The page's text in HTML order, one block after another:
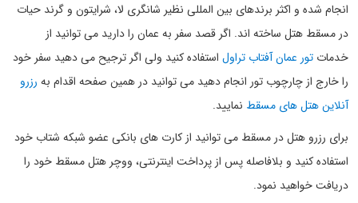
انجام شده و اکثر برندهای بین المللی نظیر شانگری لا، شرایتون و گرند حیات
در مسقط هتل ساخته اند. اگر قصد سفر به عمان را دارید می توانید از
خدمات تور عمان آفتاب تراول استفاده کنید ولی اگر ترجیح می دهید سفر خود
را خارج از چارچوب تور انجام دهید می توانید در همین صفحه اقدام به رزرو
آنلاین هتل های مسقط نمایید.
برای رزرو هتل در مسقط می توانید از کارت های بانکی عضو شبکه شتاب خود
استفاده کنید و بلافاصله پس از پرداخت اینترنتی، ووچر هتل مسقط خود را
دریافت خواهید نمود.